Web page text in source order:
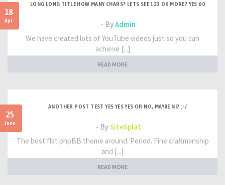
18
Apr
LONG LONG TITLE HOW MANY CHARS? LETS SEE 123 OK MORE? YES 60
- ByAdmin
We have created lots of YouTube videos just so you can
achieve [...]
READ MORE
25
June
ANOTHER POST TEST YES YES YES OR NO, MAYBE NI? :-/
- BySiteSplat
The best flat phpBB theme around. Period. Fine craftmanship
and [...]
READ MORE